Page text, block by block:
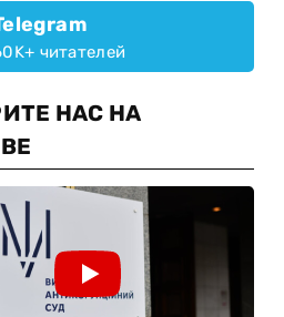
читателей
НАС НА